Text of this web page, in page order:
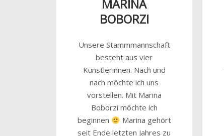
MARINA
BOBORZI
Unsere Stammmannschaft
besteht aus vier
Künstlerinnen. Nach und
nach möchte ich uns
vorstellen. Mit Marina
Boborzi möchte ich
beginnen
Marina gehört
seit Ende letzten Jahres zu